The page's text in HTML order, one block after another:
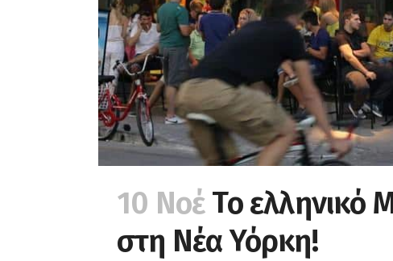
10 ΝοέΤο ελληνικό
στη Νέα Υόρκη!